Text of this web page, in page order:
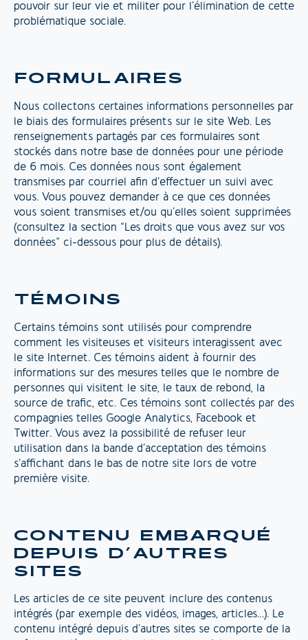
pouvoir sur leur vie et militer pour l’élimination de cette
problématique sociale.
FORMULAIRES
Nous collectons certaines informations personnelles par
le biais des formulaires présents sur le site Web. Les
renseignements partagés par ces formulaires sont
stockés dans notre base de données pour une période
de 6 mois. Ces données nous sont également
transmises par courriel afin d’effectuer un suivi avec
vous. Vous pouvez demander à ce que ces données
vous soient transmises et/ou qu’elles soient supprimées
(consultez la section “Les droits que vous avez sur vos
données” ci-dessous pour plus de détails).
TÉMOINS
Certains témoins sont utilisés pour comprendre
comment les visiteuses et visiteurs interagissent avec
le site Internet. Ces témoins aident à fournir des
informations sur des mesures telles que le nombre de
personnes qui visitent le site, le taux de rebond, la
source de trafic, etc. Ces témoins sont collectés par des
compagnies telles Google Analytics, Facebook et
Twitter. Vous avez la possibilité de refuser leur
utilisation dans la bande d’acceptation des témoins
s’affichant dans le bas de notre site lors de votre
première visite.
CONTENU EMBARQUÉ
DEPUIS D’AUTRES
SITES
Les articles de ce site peuvent inclure des contenus
intégrés (par exemple des vidéos, images, articles…). Le
contenu intégré depuis d’autres sites se comporte de la